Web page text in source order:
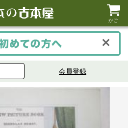
かご
会員登録